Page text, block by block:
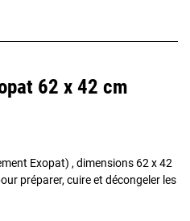
62 x 42 cm
Exopat) , dimensions 62 x 42
préparer, cuire et décongeler les